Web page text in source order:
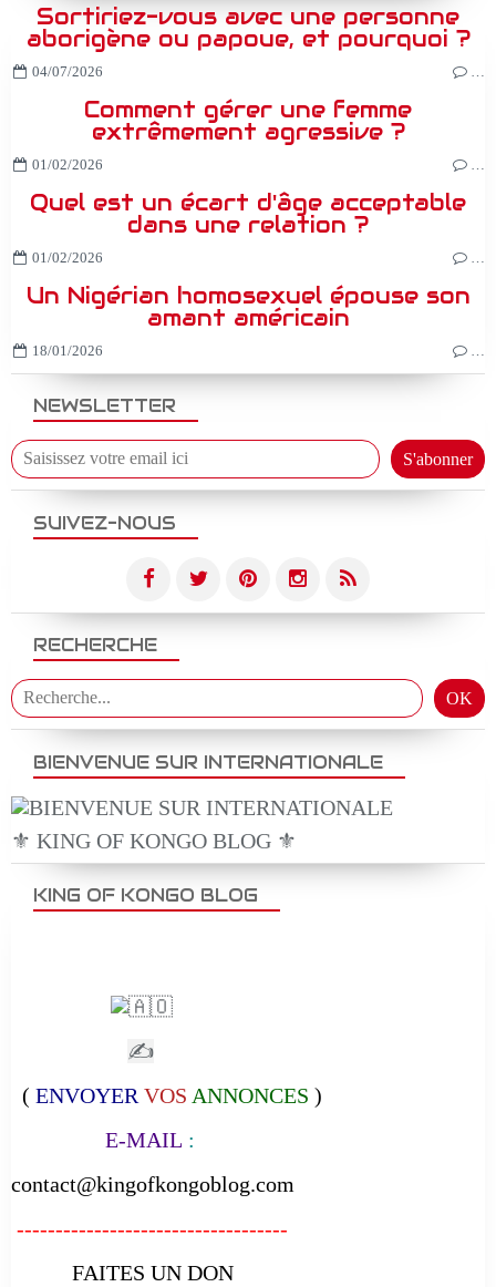
NEWSLETTER
SUIVEZ-NOUS
RECHERCHE
BIENVENUE SUR INTERNATIONALE
⚜️ KING OF KONGO BLOG ⚜️
Sortiriez-vous avec une personne
aborigène ou papoue, et pourquoi ?
04/07/2026 …
Comment gérer une femme
extrêmement agressive ?
01/02/2026 …
Quel est un écart d'âge acceptable
dans une relation ?
01/02/2026 …
Un Nigérian homosexuel épouse son
amant américain
18/01/2026 …
KING OF KONGO BLOG
✍
( ENVOYER VOS ANNONCES )
E-MAIL :
contact@kingofkongoblog.com
-----------------------------------
FAITES UN DON